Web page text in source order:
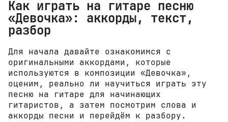
Как играть на гитаре песню
«Девочка»: аккорды, текст,
разбор
Для начала давайте ознакомимся с
оригинальными аккордами, которые
используются в композиции «Девочка»,
оценим, реально ли научиться играть эту
песню на гитаре для начинающих
гитаристов, а затем посмотрим слова и
аккорды песни и перейдём к разбору.